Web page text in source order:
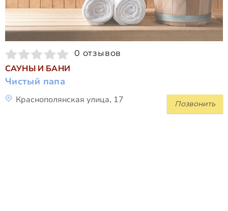
0 отзывов
САУНЫ И БАНИ
Чистый папа
Позвонить
Краснополянская улица, 17